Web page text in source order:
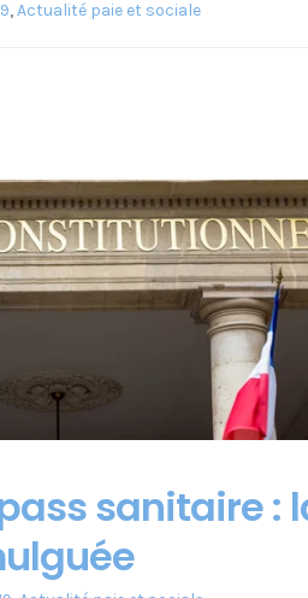
,Actualité paie et sociale
sanitaire :